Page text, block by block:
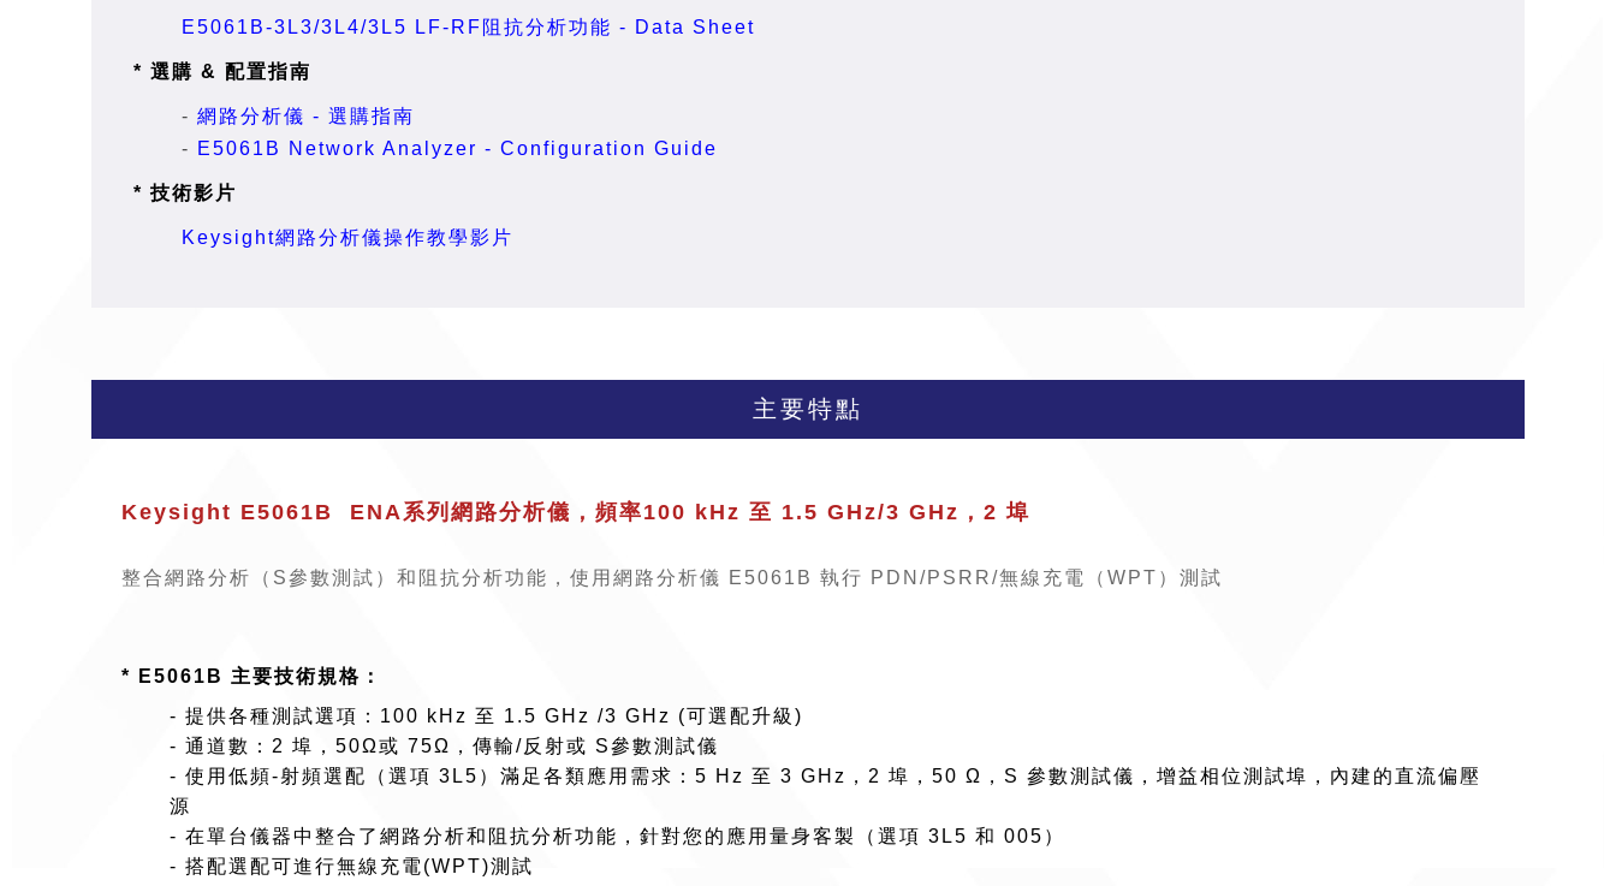
E5061B-3L3/3L4/3L5 LF-RF阻抗分析功能 - Data Sheet
* 選購 & 配置指南
-網路分析儀 - 選購指南
- E5061B Network Analyzer - Configuration Guide
* 技術影片
Keysight網路分析儀操作教學影片
主要特點
Keysight E5061B ENA系列網路分析儀，頻率100 kHz 至 1.5 GHz/3 GHz，2 埠
整合網路分析（S參數測試）和阻抗分析功能，使用網路分析儀 E5061B 執行 PDN/PSRR/無線充電（WPT）測試
* E5061B 主要技術規格：
- 提供各種測試選項：100 kHz 至 1.5 GHz /3 GHz (可選配升級)
- 通道數：2 埠，50Ω或 75Ω，傳輸/反射或 S參數測試儀
- 使用低頻-射頻選配（選項 3L5）滿足各類應用需求：5 Hz 至 3 GHz，2 埠，50 Ω，S 參數測試儀，增益相位測試埠，內建的直流偏壓
源
- 在單台儀器中整合了網路分析和阻抗分析功能，針對您的應用量身客製（選項 3L5 和 005）
- 搭配選配可進行無線充電(WPT)測試